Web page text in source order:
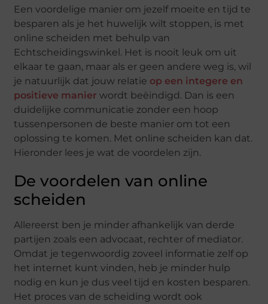
Een voordelige manier om jezelf moeite en tijd te
besparen als je het huwelijk wilt stoppen, is met
online scheiden met behulp van
Echtscheidingswinkel. Het is nooit leuk om uit
elkaar te gaan, maar als er geen andere weg is, wil
je natuurlijk dat jouw relatie op een integere en
positieve manier wordt beëindigd. Dan is een
duidelijke communicatie zonder een hoop
tussenpersonen de beste manier om tot een
oplossing te komen. Met online scheiden kan dat.
Hieronder lees je wat de voordelen zijn.
De voordelen van online
scheiden
Allereerst ben je minder afhankelijk van derde
partijen zoals een advocaat, rechter of mediator.
Omdat je tegenwoordig zoveel informatie zelf op
het internet kunt vinden, heb je minder hulp
nodig en kun je dus veel tijd en kosten besparen.
Het proces van de scheiding wordt ook